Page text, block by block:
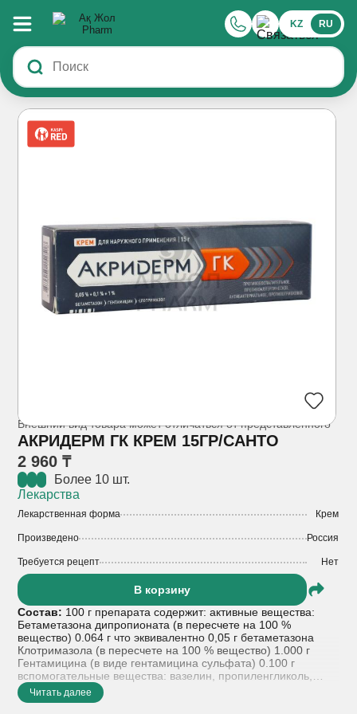
KZ RU
Внешний вид товара может отличаться от представленного
АКРИДЕРМ ГК КРЕМ 15ГР/САНТО
2 960 ₸
Более 10 шт.
Лекарства
Лекарственная форма Крем
Произведено Россия
Требуется рецепт Нет
В корзину
Состав: 100 г препарата содержит: активные вещества:
Бетаметазона дипропионата (в пересчете на 100 %
вещество) 0.064 г что эквивалентно 0,05 г бетаметазона
Клотримазола (в пересчете на 100 % вещество) 1.000 г
Гентамицина (в виде гентамицина сульфата) 0.100 г
вспомогательные вещества: вазелин, пропиленгликоль,
парафин жидкий, цетостеариловый спирт (цетиловый спирт
60%, стеариловый спирт 40%), макрогола цетостеарат
Читать далее